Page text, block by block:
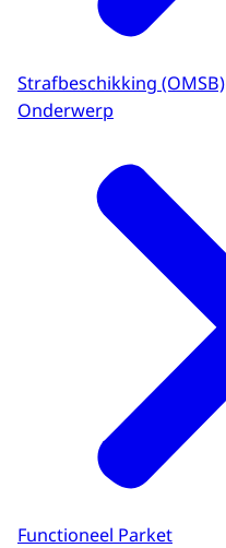
Strafbeschikking (OMSB)
Onderwerp
Functioneel Parket